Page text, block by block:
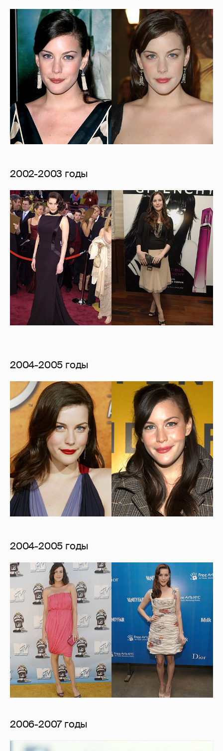
2002-2003 годы
2004-2005 годы
2004-2005 годы
2006-2007 годы